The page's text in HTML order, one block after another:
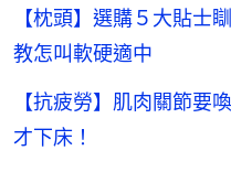
【枕頭】選購５大貼士
教怎叫軟硬適中
【抗疲勞】肌肉關節
才下床！